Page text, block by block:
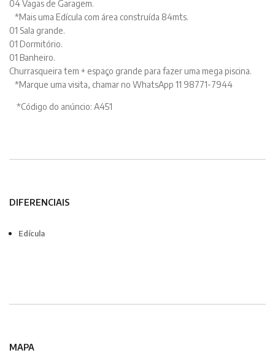
04 Vagas de Garagem.
*Mais uma Edícula com área construída 84mts.
01 Sala grande.
01 Dormitório.
01 Banheiro.
Churrasqueira tem + espaço grande para fazer uma mega piscina.
*Marque uma visita, chamar no WhatsApp 11 98771-7944
*Código do anúncio: A451
DIFERENCIAIS
Edícula
MAPA